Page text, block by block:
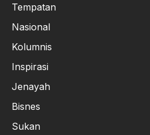
Tempatan
Nasional
Kolumnis
Inspirasi
Jenayah
Bisnes
Sukan